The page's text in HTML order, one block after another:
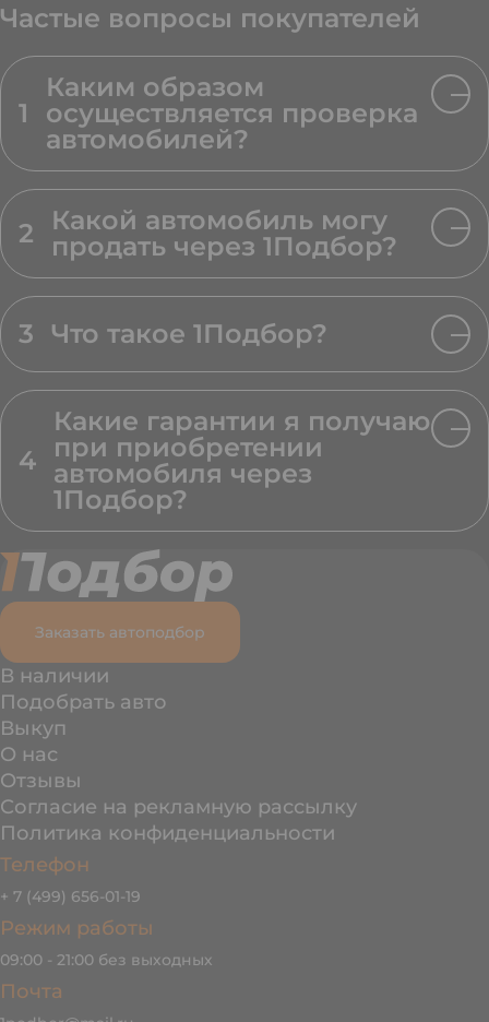
Частые вопросы покупателей
1
Каким образом
осуществляется проверка
автомобилей?
2
Какой автомобиль могу
продать через 1Подбор?
3 Что такое 1Подбор?
4
Какие гарантии я получаю
при приобретении
автомобиля через
1Подбор?
Заказать автоподбор
В наличии
Подобрать авто
Выкуп
О нас
Отзывы
Согласие на рекламную рассылку
Политика конфиденциальности
Телефон
+ 7 (499) 656-01-19
Режим работы
09:00 - 21:00 без выходных
Почта